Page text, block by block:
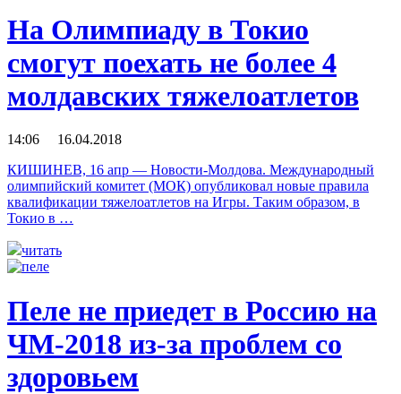
На Олимпиаду в Токио
смогут поехать не более 4
молдавских тяжелоатлетов
14:06 16.04.2018
КИШИНЕВ, 16 апр — Новости-Молдова. Международный
олимпийский комитет (МОК) опубликовал новые правила
квалификации тяжелоатлетов на Игры. Таким образом, в
Токио в …
читать
Пеле не приедет в Россию на
ЧМ-2018 из-за проблем со
здоровьем